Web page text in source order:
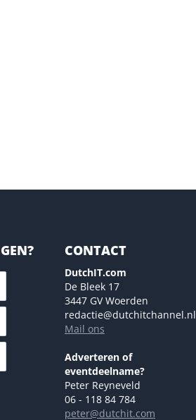
CONTACT
DutchIT.com
De Bleek 17
3447 GV Woerden
redactie@dutchitchannel.nl
Mail ons
Adverteren of
eventdeelname?
Peter Reyneveld
06 - 118 84 784
peter@dutchit.com